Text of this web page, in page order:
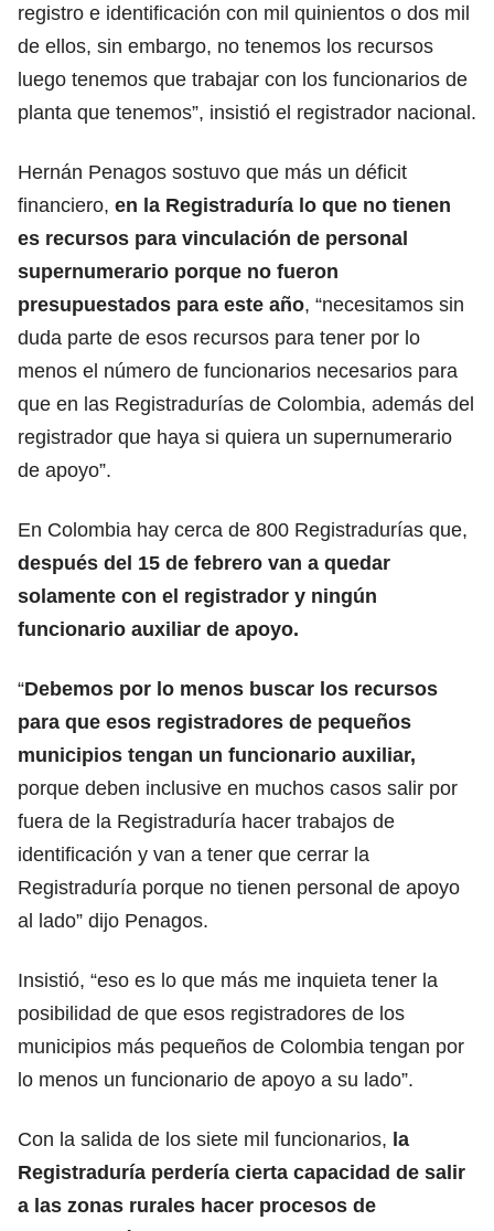
registro e identificación con mil quinientos o dos mil
de ellos, sin embargo, no tenemos los recursos
luego tenemos que trabajar con los funcionarios de
planta que tenemos”, insistió el registrador nacional.
Hernán Penagos sostuvo que más un déficit
financiero, en la Registraduría lo que no tienen
es recursos para vinculación de personal
supernumerario porque no fueron
presupuestados para este año, “necesitamos sin
duda parte de esos recursos para tener por lo
menos el número de funcionarios necesarios para
que en las Registradurías de Colombia, además del
registrador que haya si quiera un supernumerario
de apoyo”.
En Colombia hay cerca de 800 Registradurías que,
después del 15 de febrero van a quedar
solamente con el registrador y ningún
funcionario auxiliar de apoyo.
“Debemos por lo menos buscar los recursos
para que esos registradores de pequeños
municipios tengan un funcionario auxiliar,
porque deben inclusive en muchos casos salir por
fuera de la Registraduría hacer trabajos de
identificación y van a tener que cerrar la
Registraduría porque no tienen personal de apoyo
al lado” dijo Penagos.
Insistió, “eso es lo que más me inquieta tener la
posibilidad de que esos registradores de los
municipios más pequeños de Colombia tengan por
lo menos un funcionario de apoyo a su lado”.
Con la salida de los siete mil funcionarios, la
Registraduría perdería cierta capacidad de salir
a las zonas rurales hacer procesos de